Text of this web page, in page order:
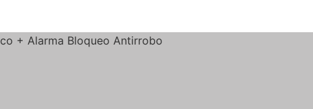
+ Alarma Bloqueo Antirrobo